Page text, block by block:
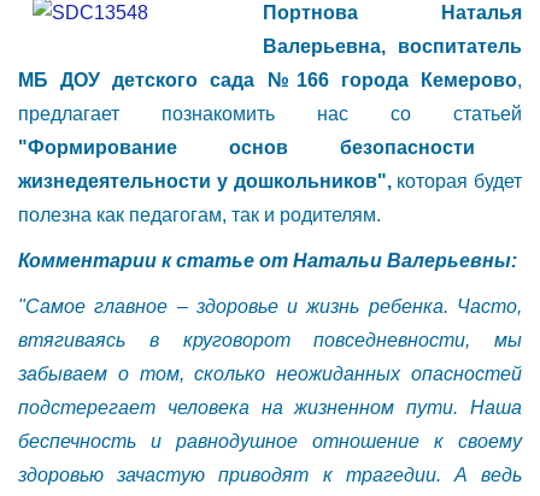
Портнова Наталья
Валерьевна, воспитатель
МБ ДОУ детского сада №166 города Кемерово,
предлагает познакомить нас со статьей
"Формирование основ безопасности
жизнедеятельности у дошкольников",которая будет
полезна как педагогам, так и родителям.
Комментарии к статье от Натальи Валерьевны:
"Самое главное – здоровье и жизнь ребенка. Часто,
втягиваясь в круговорот повседневности, мы
забываем о том, сколько неожиданных опасностей
подстерегает человека на жизненном пути. Наша
беспечность и равнодушное отношение к своему
здоровью зачастую приводят к трагедии. А ведь